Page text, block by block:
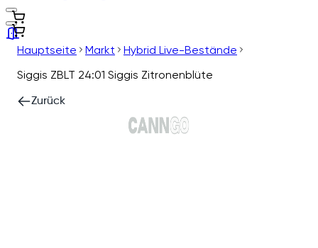
Hauptseite Markt
Hybrid Live-Bestände
Siggis ZBLT 24:01 Siggis Zitronenblüte
Zurück